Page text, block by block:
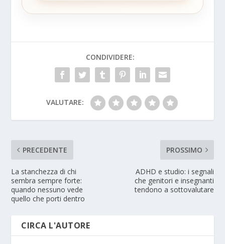
CONDIVIDERE:
VALUTARE:
PRECEDENTE
La stanchezza di chi
sembra sempre forte:
quando nessuno vede
quello che porti dentro
PROSSIMO
ADHD e studio: i segnali
che genitori e insegnanti
tendono a sottovalutare
CIRCA L'AUTORE